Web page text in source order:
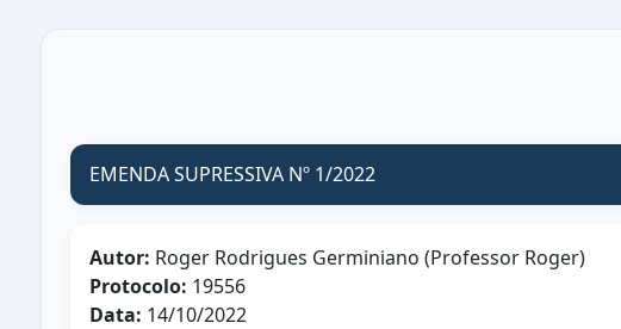
EMENDA SUPRESSIVA Nº 1/2022
Autor: Roger Rodrigues Germiniano (Professor Roger)
Protocolo: 19556
Data: 14/10/2022